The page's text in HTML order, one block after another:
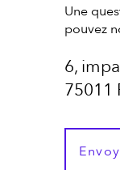
Une
pouvez
6,
75011